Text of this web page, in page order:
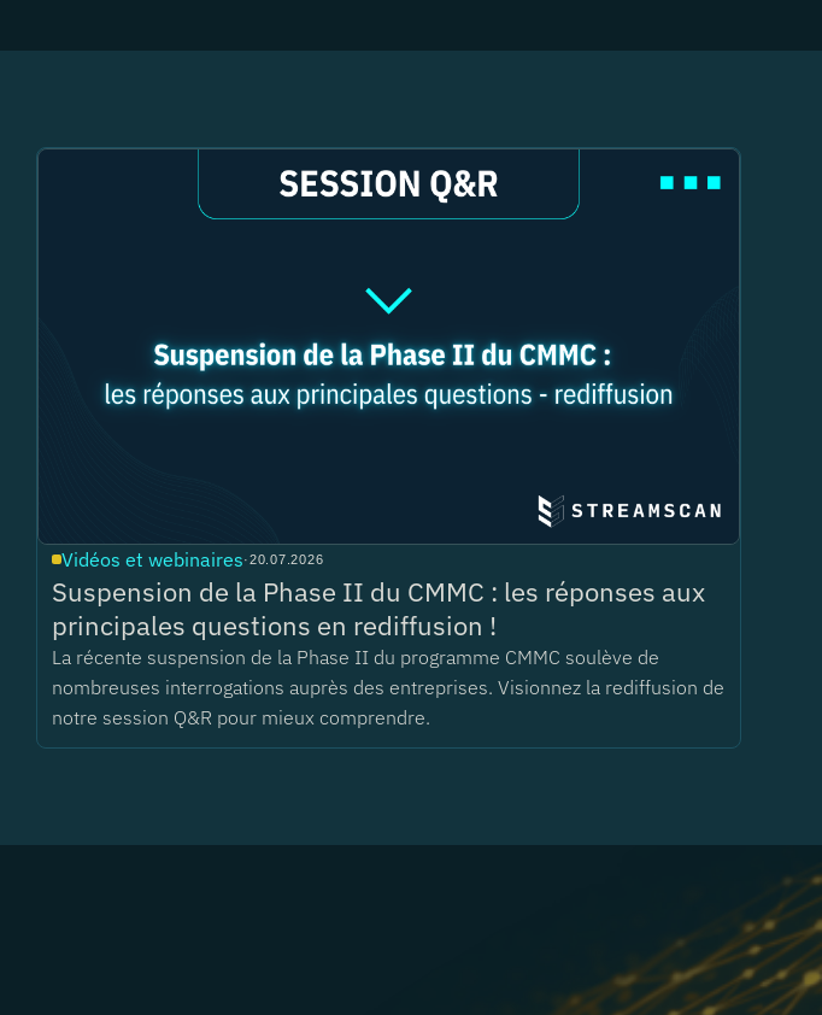
Vidéos et webinaires·20.07.2026
Suspension de la Phase II du CMMC : les réponses aux
principales questions en rediffusion !
La récente suspension de la Phase II du programme CMMC soulève de
nombreuses interrogations auprès des entreprises. Visionnez la rediffusion de
notre session Q&R pour mieux comprendre.